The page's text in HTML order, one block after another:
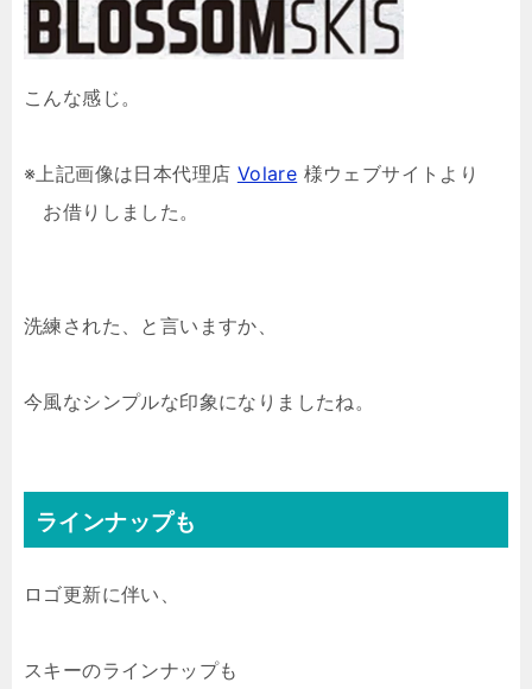
こんな感じ。
※上記画像は日本代理店 Volare 様ウェブサイトより
お借りしました。
洗練された、と言いますか、
今風なシンプルな印象になりましたね。
ラインナップも
ロゴ更新に伴い、
スキーのラインナップも